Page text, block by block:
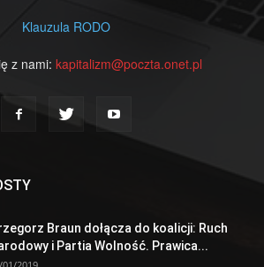
Klauzula RODO
z nami: kapitalizm@poczta.onet.pl
Braun dołącza do koalicji: Ruch
i Partia Wolność. Prawica...